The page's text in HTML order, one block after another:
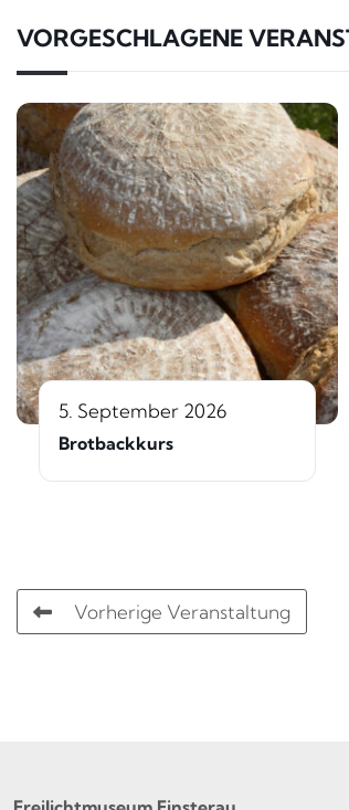
VORGESCHLAGENE
5. September 2026
Brotbackkurs
Vorherige Veranstaltung